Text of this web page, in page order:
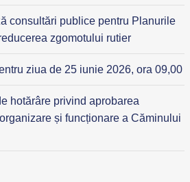
consultări publice pentru Planurile
zgomotului rutier
ziua de 25 iunie 2026, ora 09,00
hotărâre privind aprobarea
și funcționare a Căminului